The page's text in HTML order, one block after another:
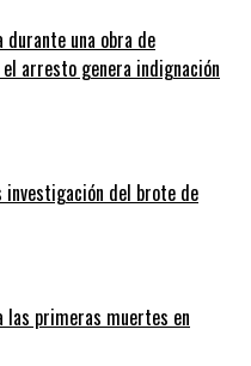
una obra de
arresto genera indignación
investigación del brote de
las primeras muertes en